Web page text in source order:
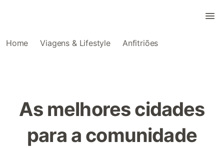
Home Viagens & Lifestyle Anfitriões
As melhores cidades
para a comunidade